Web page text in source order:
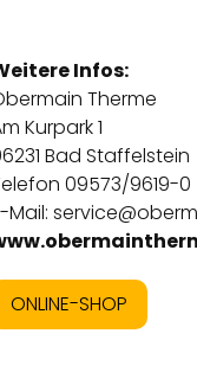
Infos:
Therme
Kurpark 1
Bad Staffelstein
09573/9619-0
Mail:
ONLINE-SHOP